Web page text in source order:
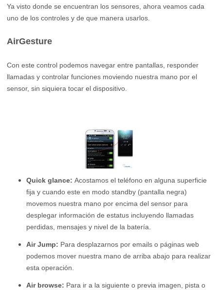
Ya visto donde se encuentran los sensores, ahora veamos cada
uno de los controles y de que manera usarlos.
AirGesture
Con este control podemos navegar entre pantallas, responder
llamadas y controlar funciones moviendo nuestra mano por el
sensor, sin siquiera tocar el dispositivo.
Quick glance: Acostamos el teléfono en alguna superficie
fija y cuando este en modo standby (pantalla negra)
movemos nuestra mano por encima del sensor para
desplegar información de estatus incluyendo llamadas
perdidas, mensajes y nivel de la batería.
Air Jump: Para desplazarnos por emails o páginas web
podemos mover nuestra mano de arriba abajo para realizar
esta operación.
Air browse: Para ir a la siguiente o previa imagen, pista o